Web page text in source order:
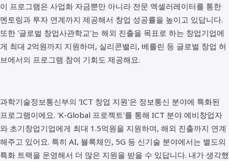
이 프로그램은 사업화 자금뿐만 아니라 전문 엑셀러레이터를 통한
멘토링과 투자 연계까지 제공해서 창업 성공률을 높이고 있답니다.
또한 '글로벌 창업사관학교'는 해외 진출을 목표로 하는 창업기업에
게 최대 2억원까지 지원하며, 실리콘밸리, 베를린 등 글로벌 창업 허
브에서의 프로그램 참여 기회도 제공해요.
과학기술정보통신부의 'ICT 창업 지원'은 정보통신 분야에 특화된
프로그램이에요. 'K-Global 프로젝트'를 통해 ICT 분야 예비창업자
와 초기창업기업에게 최대 1.5억원을 지원하며, 해외 진출까지 연계
해주고 있어요. 특히 AI, 블록체인, 5G 등 신기술 분야에서는 별도의
특화 트랙을 운영해서 더 많은 지원을 받을 수 있답니다. 내가 생각했